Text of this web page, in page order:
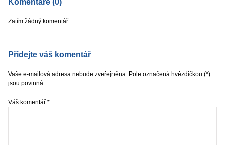
Zatím žádný komentář.
Přidejte váš komentář
Vaše e-mailová adresa nebude zveřejněna. Pole označená hvězdičkou (*)
jsou povinná.
Váš komentář *